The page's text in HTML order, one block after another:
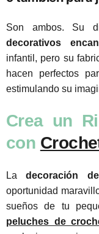
Son ambos. Su
decorativos
infantil, pero su
hacen perfectos
estimulando su
Crea un
con
Ladecoración
oportunidad
sueños de tu
peluches de